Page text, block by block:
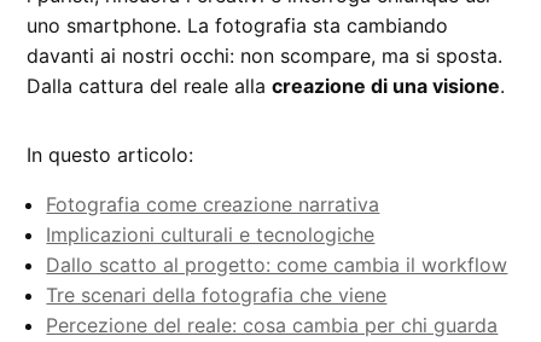
uno smartphone. La fotografia sta cambiando
davanti ai nostri occhi: non scompare, ma si sposta.
Dalla cattura del reale allacreazione di una visione.
In questo articolo:
Fotografia come creazione narrativa
Implicazioni culturali e tecnologiche
Dallo scatto al progetto: come cambia il workflow
Tre scenari della fotografia che viene
Percezione del reale: cosa cambia per chi guarda